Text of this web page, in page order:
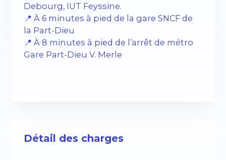
Debourg, IUT Feyssine.
📍 À 6 minutes à pied de la gare SNCF de
la Part-Dieu
📍 À 8 minutes à pied de l’arrêt de métro
Gare Part-Dieu V. Merle
Détail des charges